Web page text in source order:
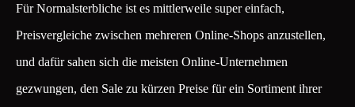
Für Normalsterbliche ist es mittlerweile super einfach,
Preisvergleiche zwischen mehreren Online-Shops anzustellen,
und dafür sahen sich die meisten Online-Unternehmen
gezwungen, den Sale zu kürzen Preise für ein Sortiment ihrer